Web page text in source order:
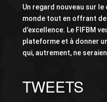
Un regard nouveau sur le
monde tout en offrant
d’excellence. Le FIFBM
plateforme et à donner
qui, autrement, ne
TWEETS